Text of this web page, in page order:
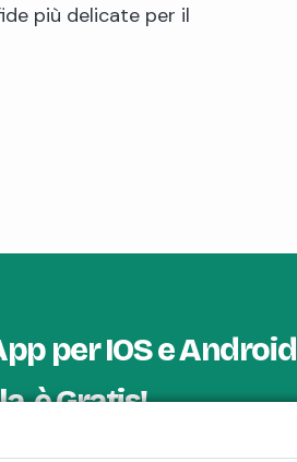
più delicate per il
per IOS e Android
è Gratis!